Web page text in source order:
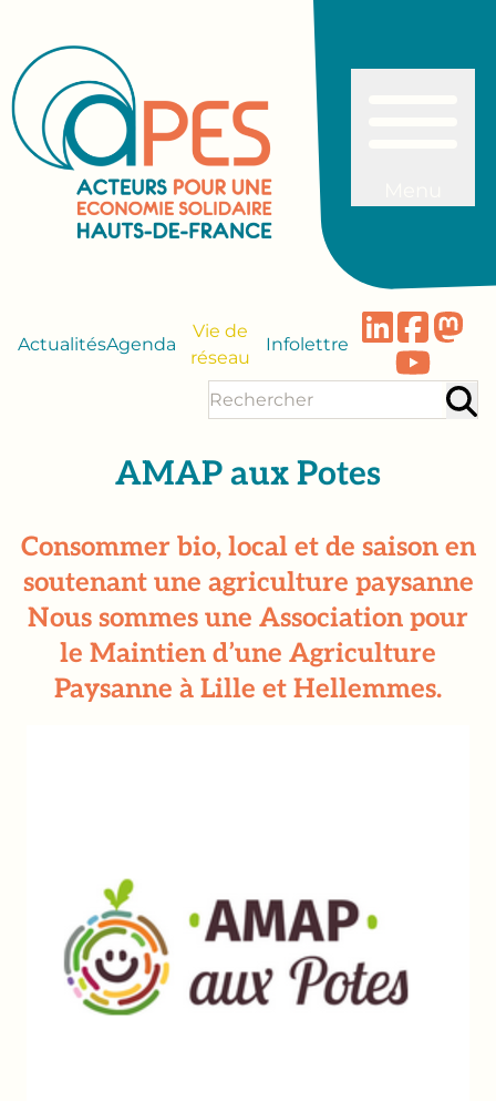
ActualitésAgenda
Vie de
réseau
Infolettre
AMAP aux Potes
Consommer bio, local et de saison en
soutenant une agriculture paysanne
Nous sommes une Association pour
le Maintien d’une Agriculture
Paysanne à Lille et Hellemmes.